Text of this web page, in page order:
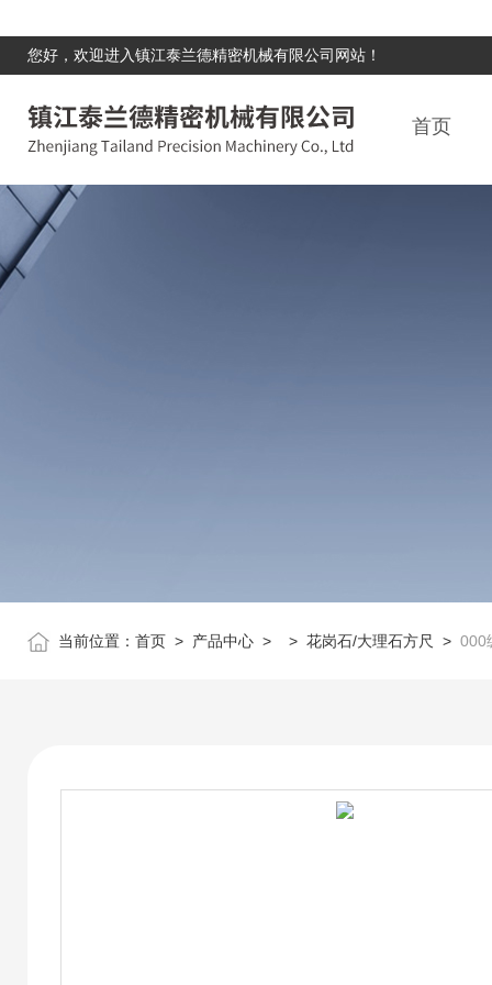
您好，欢迎进入镇江泰兰德精密机械有限公司网站！
首页
当前位置： 首页 > 产品中心 > > 花岗石/大理石方尺 > 000